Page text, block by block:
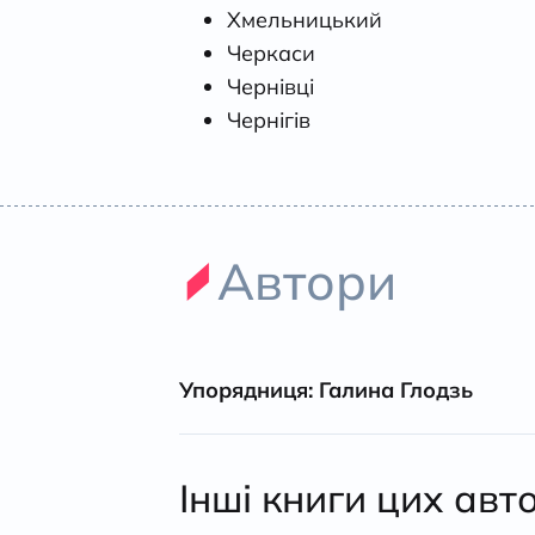
Хмельницький
Черкаси
Чернівці
Чернігів
Автори
Упорядниця: Галина Глодзь
Інші книги цих